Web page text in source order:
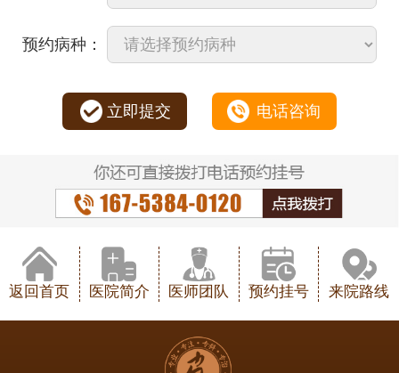
预约病种：
立即提交 电话咨询
返回首页 医院简介 医师团队 预约挂号 来院路线